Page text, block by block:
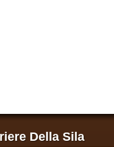
Della Sila